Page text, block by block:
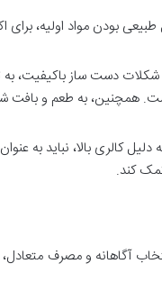
مواد اولیه، برای
دست‌ ساز باکیفیت، به
همچنین، به طعم و
کالری بالا، نباید به
کند.
و مصرف متعادل،